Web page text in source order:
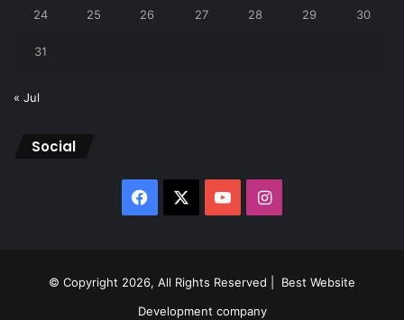
24 25 26 27 28 29 30
31
« Jul
Social
Facebook YouTubeInstagram
© Copyright 2026, All Rights Reserved | Best Website
Development company